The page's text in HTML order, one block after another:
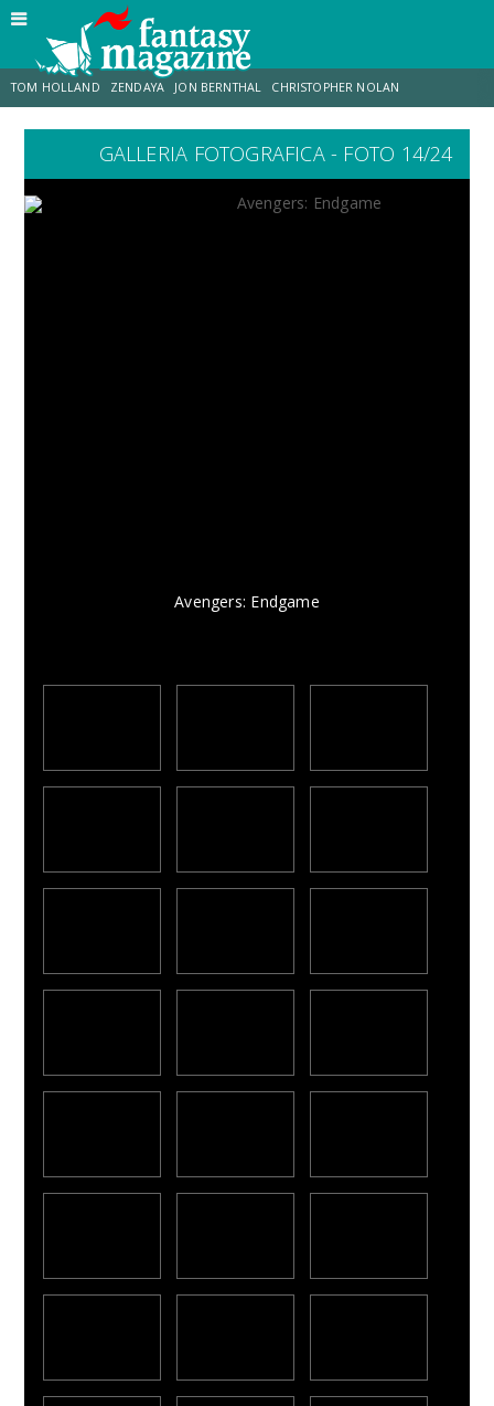
TOM HOLLAND ZENDAYA JON BERNTHAL CHRISTOPHER NOLAN
LUCCA COMICS & GAMES ODISSEA MARK RUFFALO
GALLERIA FOTOGRAFICA - FOTO 14/24
Avengers: Endgame